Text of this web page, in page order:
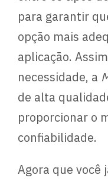
para garantir
opção mais
aplicação.
necessidade, a
de alta
proporcionar o
confiabilidade.
Agora que você